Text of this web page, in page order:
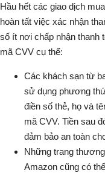
Hầu hết các giao dịch
hoàn tất việc xác nhận
số ít nơi chấp nhận thanh
mã CVV cụ thể:
Các khách sạn từ
sử dụng phương
điền số thẻ, họ và
mã CVV. Tiền sau
đảm bảo an toàn
Những trang
Amazon cũng có